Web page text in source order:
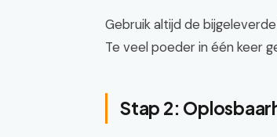
Gebruik altijd de
Te veel poeder in één keer
Stap 2: